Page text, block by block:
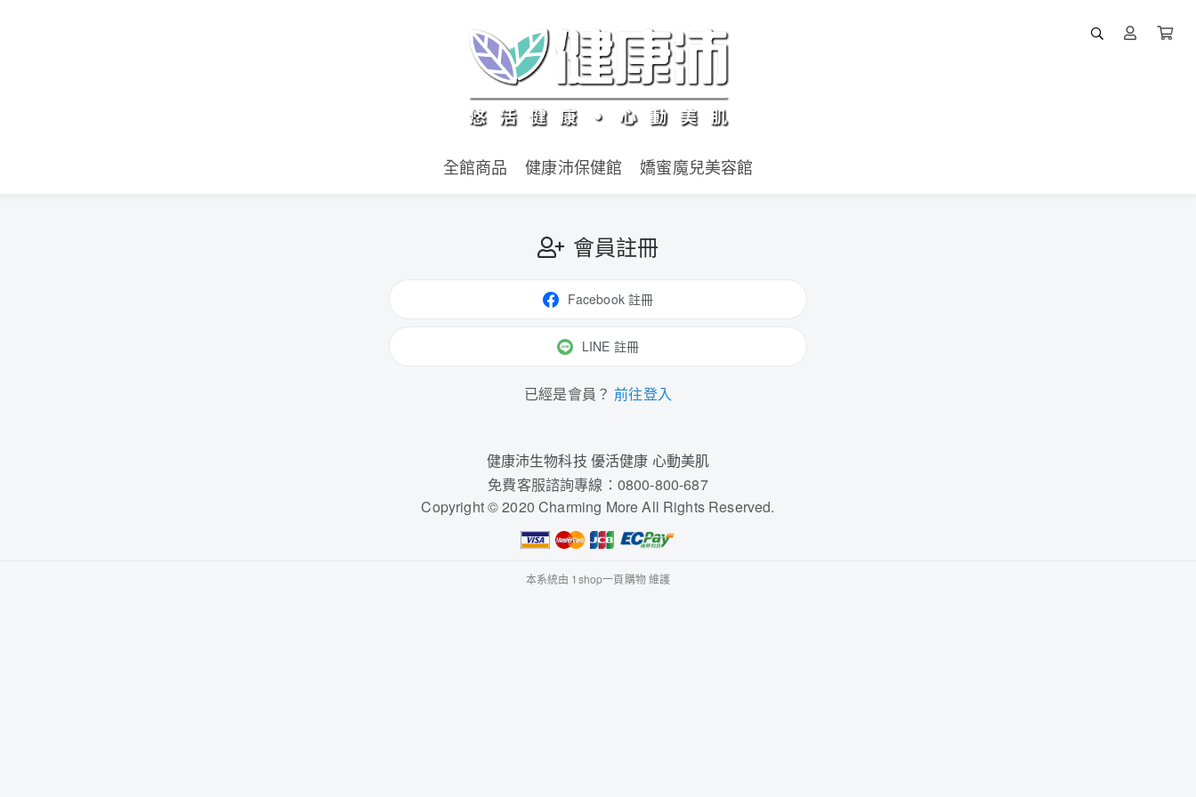
全館商品 健康沛保健館 嬌蜜魔兒美容館
會員註冊
Facebook 註冊
LINE 註冊
已經是會員？ 前往登入
健康沛生物科技 優活健康 心動美肌
免費客服諮詢專線：0800-800-687
Copyright © 2020 Charming More All Rights Reserved.
本系統由 1shop一頁購物維護